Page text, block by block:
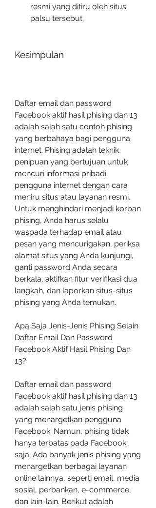
resmi yang ditiru oleh situs
palsu tersebut.
Kesimpulan
Daftar email dan password
Facebook aktif hasil phising dan 13
adalah salah satu contoh phising
yang berbahaya bagi pengguna
internet. Phising adalah teknik
penipuan yang bertujuan untuk
mencuri informasi pribadi
pengguna internet dengan cara
meniru situs atau layanan resmi.
Untuk menghindari menjadi korban
phising, Anda harus selalu
waspada terhadap email atau
pesan yang mencurigakan, periksa
alamat situs yang Anda kunjungi,
ganti password Anda secara
berkala, aktifkan fitur verifikasi dua
langkah, dan laporkan situs-situs
phising yang Anda temukan.
Apa Saja Jenis-Jenis Phising Selain
Daftar Email Dan Password
Facebook Aktif Hasil Phising Dan
13?
Daftar email dan password
Facebook aktif hasil phising dan 13
adalah salah satu jenis phising
yang menargetkan pengguna
Facebook. Namun, phising tidak
hanya terbatas pada Facebook
saja. Ada banyak jenis phising yang
menargetkan berbagai layanan
online lainnya, seperti email, media
sosial, perbankan, e-commerce,
dan lain-lain. Berikut adalah